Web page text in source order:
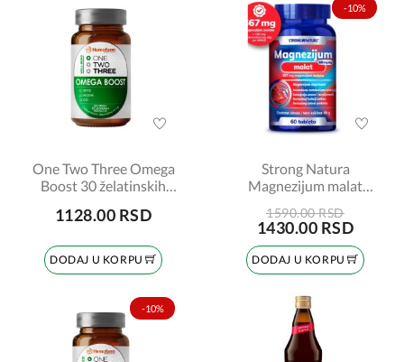
One Two Three Omega
Boost 30 želatinskih
1128.00 RSD
DODAJ U KORPU
-10%
Strong Natura
Magnezijum malat
1590.00 RSD
1430.00 RSD
DODAJ U KORPU
-10%